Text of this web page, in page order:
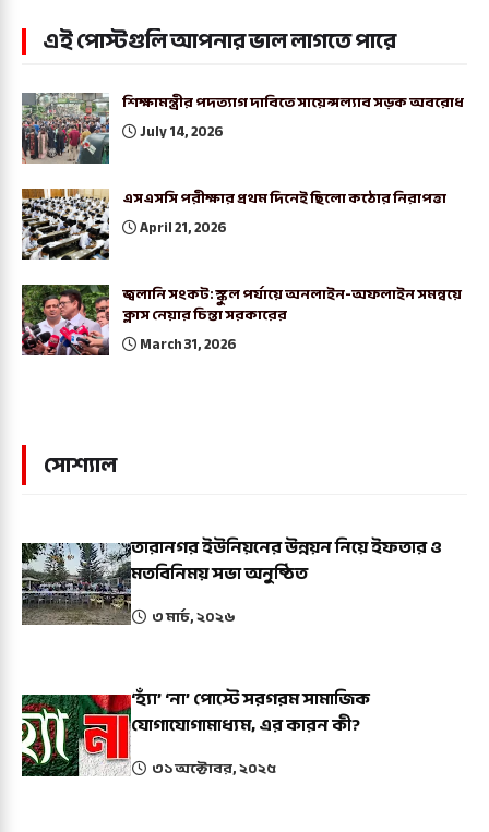
এই পোস্টগুলি আপনার ভাল লাগতে পারে
শিক্ষামন্ত্রীর পদত্যাগ দাবিতে সায়েন্সল্যাব সড়ক অবরোধ
July 14, 2026
এসএসসি পরীক্ষার প্রথম দিনেই ছিলো কঠোর নিরাপত্তা
April 21, 2026
জ্বলানি সংকট: স্কুল পর্যায়ে অনলাইন-অফলাইন সমন্বয়ে
ক্লাস নেয়ার চিন্তা সরকারের
March 31, 2026
সোশ্যাল
তারানগর ইউনিয়নের উন্নয়ন নিয়ে ইফতার ও
মতবিনিময় সভা অনুষ্ঠিত
৩ মার্চ, ২০২৬
‘হ্যাঁ’ ‘না’ পোস্টে সরগরম সামাজিক
যোগাযোগামাধ্যম, এর কারন কী?
৩১ অক্টোবর, ২০২৫